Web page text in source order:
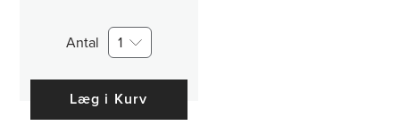
Antal 1
Læg i Kurv